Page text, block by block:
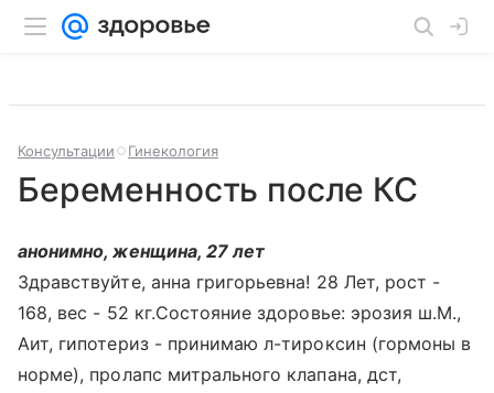
Консультации Гинекология
Беременность после КС
анонимно, женщина, 27 лет
Здравствуйте, анна григорьевна! 28 Лет, рост -
168, вес - 52 кг.Состояние здоровье: эрозия ш.М.,
Аит, гипотериз - принимаю л-тироксин (гормоны в
норме), пролапс митрального клапана, дст,